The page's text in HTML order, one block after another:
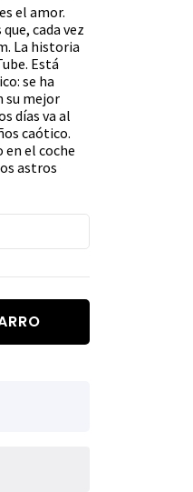
el amor.
cada vez
La historia
Está
se ha
su mejor
días va al
caótico.
en el coche
astros